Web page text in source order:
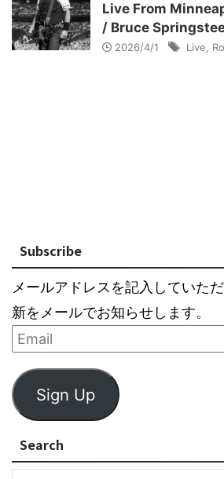
Live From
/ Bruce
2026/4/1 Live
Subscribe
メールアドレスを記入していた
新をメールでお知らせします。
Sign Up
Search